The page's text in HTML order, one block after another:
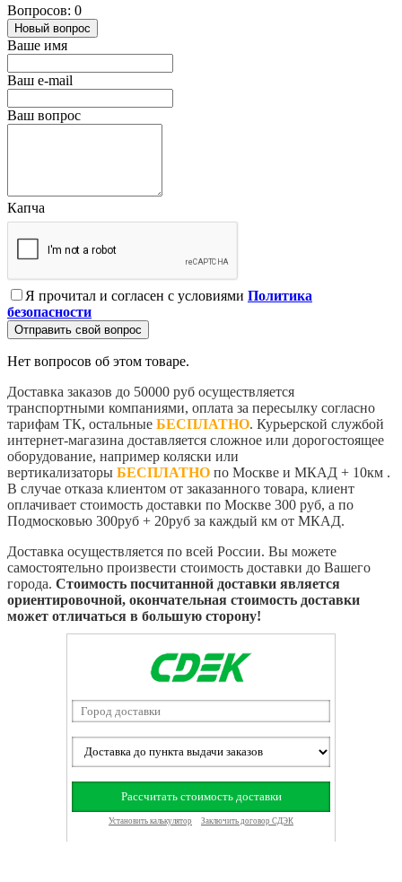
Вопросов: 0
Новый вопрос
Ваше имя
Ваш e-mail
Ваш вопрос
Капча
Я прочитал и согласен с условиями Политика
безопасности
Отправить свой вопрос
Нет вопросов об этом товаре.
Доставка заказов до 50000 руб осуществляется
транспортными компаниями, оплата за пересылку согласно
тарифам ТК, остальные БЕСПЛАТНО. Курьерской службой
интернет-магазина доставляется сложное или дорогостоящее
оборудование, например коляски или
вертикализаторы БЕСПЛАТНО по Москве и МКАД + 10км .
В случае отказа клиентом от заказанного товара, клиент
оплачивает стоимость доставки по Москве 300 руб, а по
Подмосковью 300руб + 20руб за каждый км от МКАД.
Доставка осуществляется по всей России. Вы можете
самостоятельно произвести стоимость доставки до Вашего
города. Стоимость посчитанной доставки является
ориентировочной, окончательная стоимость доставки
может отличаться в большую сторону!